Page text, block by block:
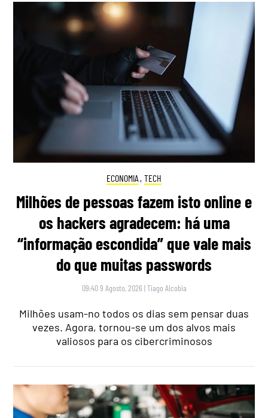
ECONOMIA , TECH
Milhões de pessoas fazem isto online e
os hackers agradecem: há uma
“informação escondida” que vale mais
do que muitas passwords
09:40 9 Agosto, 2026 |Tiago Alcobia
Milhões usam-no todos os dias sem pensar duas
vezes. Agora, tornou-se um dos alvos mais
valiosos para os cibercriminosos